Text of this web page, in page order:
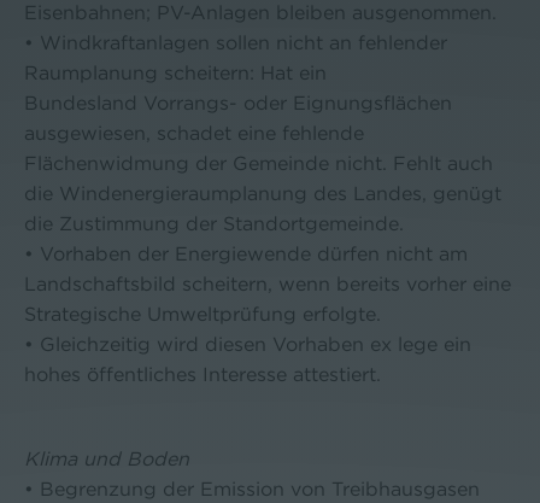
Eisenbahnen; PV-Anlagen bleiben ausgenommen.
• Windkraftanlagen sollen nicht an fehlender
Raumplanung scheitern: Hat ein
Bundesland Vorrangs- oder Eignungsflächen
ausgewiesen, schadet eine fehlende
Flächenwidmung der Gemeinde nicht. Fehlt auch
die Windenergieraumplanung des Landes, genügt
die Zustimmung der Standortgemeinde.
• Vorhaben der Energiewende dürfen nicht am
Landschaftsbild scheitern, wenn bereits vorher eine
Strategische Umweltprüfung erfolgte.
• Gleichzeitig wird diesen Vorhaben ex lege ein
hohes öffentliches Interesse attestiert.
Klima und Boden
• Begrenzung der Emission von Treibhausgasen